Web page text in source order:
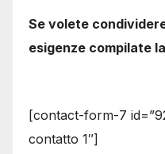
Se volete
esigenze compilate
[contact-form-7
contatto 1″]